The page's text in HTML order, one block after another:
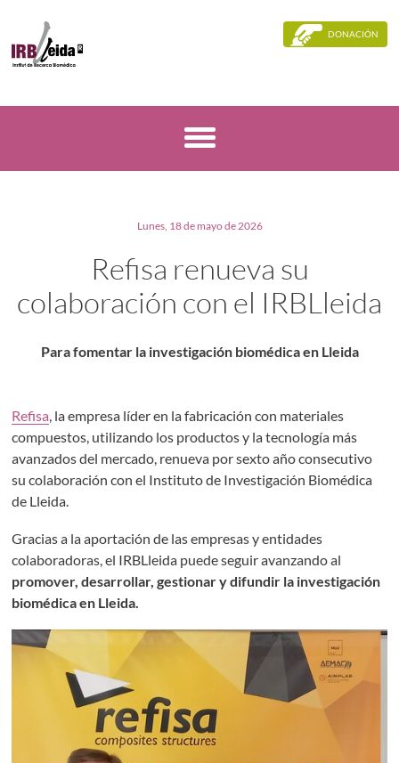
DONACIÓN
Lunes, 18 de mayo de 2026
Refisa renueva su
colaboración con el IRBLleida
Para fomentar la investigación biomédica en Lleida
Refisa, la empresa líder en la fabricación con materiales
compuestos, utilizando los productos y la tecnología más
avanzados del mercado, renueva por sexto año consecutivo
su colaboración con el Instituto de Investigación Biomédica
de Lleida.
Gracias a la aportación de las empresas y entidades
colaboradoras, el IRBLleida puede seguir avanzando al
promover, desarrollar, gestionar y difundir la investigación
biomédica en Lleida.